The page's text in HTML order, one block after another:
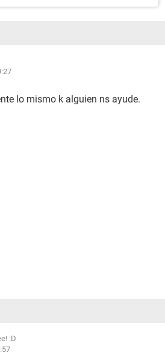
lo mismo k alguien ns ayude.
:D